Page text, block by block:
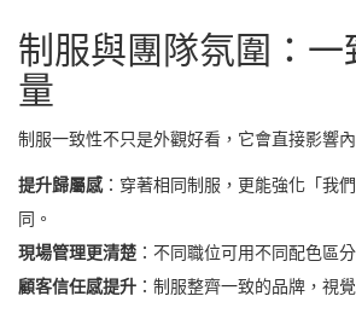
制服與團隊氛圍：一
量
制服一致性不只是外觀好看，它會直接影響內
提升歸屬感：穿著相同制服，更能強化「我
同。
現場管理更清楚 ：不同職位可用不同配色區分
顧客信任感提升 ：制服整齊一致的品牌，視